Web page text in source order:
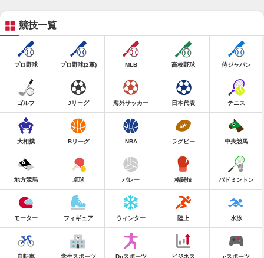
競技一覧
プロ野球 プロ野球(2軍) MLB 高校野球 侍ジャパン
ゴルフ Jリーグ 海外サッカー 日本代表 テニス
大相撲 Bリーグ NBA ラグビー 中央競馬
地方競馬 卓球 バレー 格闘技 バドミントン
モーター フィギュア ウィンター 陸上 水泳
自転車 学生スポーツ Doスポーツ ビジネス eスポーツ